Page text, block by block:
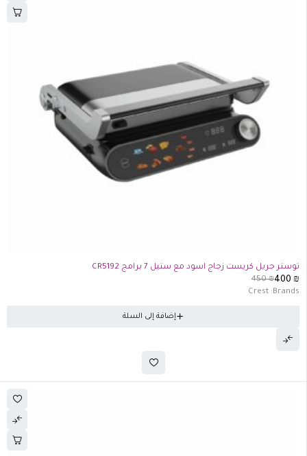
توستر جريل كريست زجاج اسود مع ستيل 7 برامج CR5192
450₪400
Brands:
Crest
إضافة إلى السلة